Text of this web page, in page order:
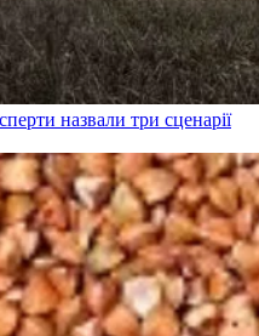
назвали три сценарії